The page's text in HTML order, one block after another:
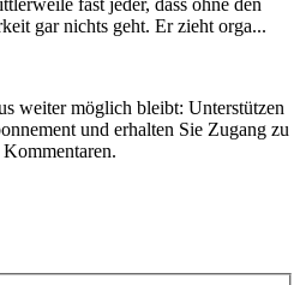
gar nichts geht. Er zieht orga...
weiter möglich bleibt: Unterstützen
und erhalten Sie Zugang zu